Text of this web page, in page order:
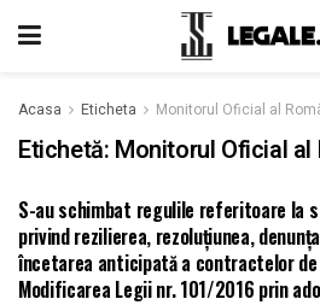
Acasa Eticheta Monitorul Oficial al
Etichetă: Monitorul Oficial al
ARII DE PRACTICA
S-au schimbat regulile referitoare la
privind rezilierea, rezoluțiunea,
încetarea anticipată a contractelor
Modificarea Legii nr. 101/2016 prin